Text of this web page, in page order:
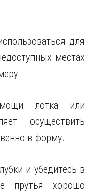
для
местах
лотка или
осуществить
в форму.
и убедитесь в
прутья хорошо